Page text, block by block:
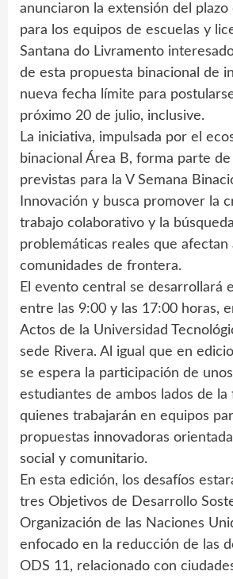
anunciaron la extensión del plazo
para los equipos de escuelas y
Santana do Livramento
de esta propuesta binacional de
nueva fecha límite para
próximo 20 de julio, inclusive.
La iniciativa, impulsada por el
binacional Área B, forma parte
previstas para la V Semana
Innovación y busca promover la
trabajo colaborativo y la
problemáticas reales que afectan
comunidades de frontera.
El evento central se desarrollará
entre las 9:00 y las 17:00 horas,
Actos de la Universidad
sede Rivera. Al igual que en
se espera la participación de
estudiantes de ambos lados de la
quienes trabajarán en equipos
propuestas innovadoras
social y comunitario.
En esta edición, los desafíos
tres Objetivos de Desarrollo
Organización de las Naciones
enfocado en la reducción de las
ODS 11, relacionado con